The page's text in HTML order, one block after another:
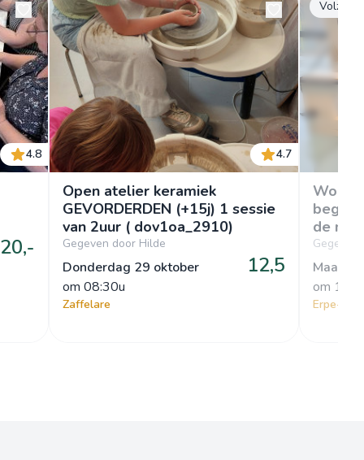
4.8 4.7
Open atelier keramiek
GEVORDERDEN (+15j) 1 sessie
van 2uur ( dov1oa_2910)
Gegeven door Hilde
Donderdag 29 oktober
om 08:30u
12,5
Zaffelare
Volzet
de
Gegeven
om
Erpe-